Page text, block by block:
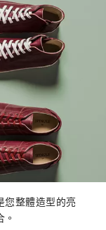
您整體造型的亮